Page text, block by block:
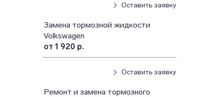
Оставить заявку
Замена тормозной жидкости
Volkswagen
от 1 920 р.
Оставить заявку
Ремонт и замена тормозного